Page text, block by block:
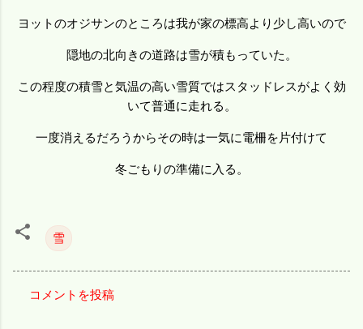
ヨットのオジサンのところは我が家の標高より少し高いので
隠地の北向きの道路は雪が積もっていた。
この程度の積雪と気温の高い雪質ではスタッドレスがよく効
いて普通に走れる。
一度消えるだろうからその時は一気に電柵を片付けて
冬ごもりの準備に入る。
雪
コメントを投稿